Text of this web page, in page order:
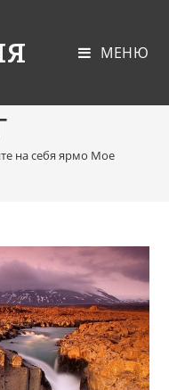
МЕНЮ
на себя ярмо Мое